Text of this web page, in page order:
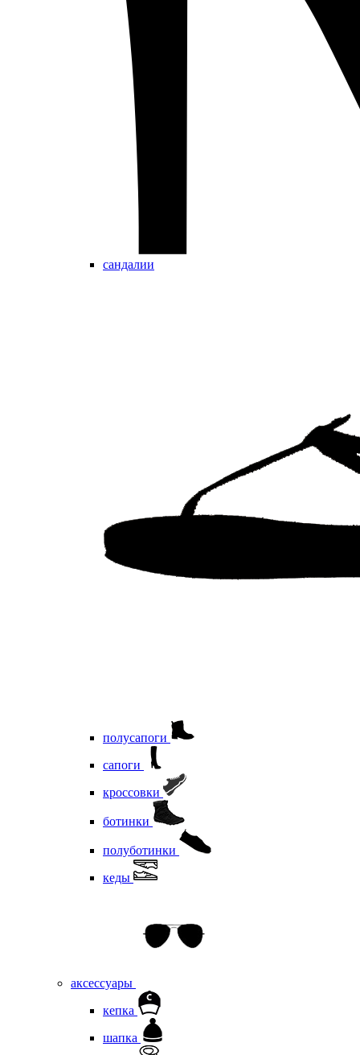
сандалии
полусапоги
сапоги
кроссовки
ботинки
полуботинки
кеды
аксессуары
кепка
шапка